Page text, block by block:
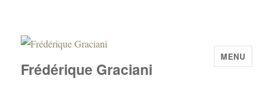
Frédérique Graciani
MENU